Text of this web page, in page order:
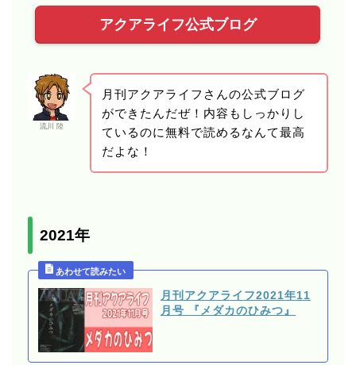
アクアライフ公式ブログ
流川 陸
月刊アクアライフさんの公式ブログ
ができたんだぜ！内容もしっかりし
ているのに無料で読めるなんて最高
だよな！
2021年
月刊アクアライフ2021年11
月号 『メダカのひみつ』